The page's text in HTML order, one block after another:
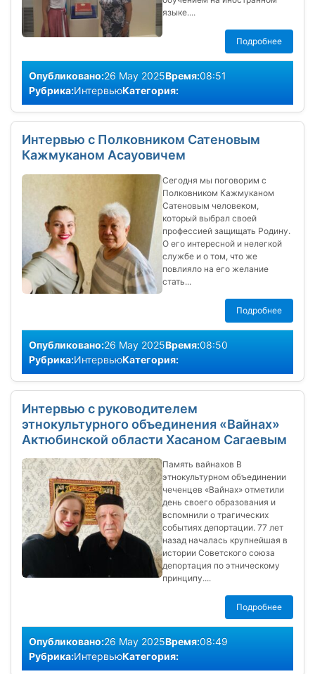
языке....
Подробнее
Опубликовано:26 May 2025Время:08:51
Рубрика:ИнтервьюКатегория:
Интервью с Полковником Сатеновым
Кажмуканом Асауовичем
Сегодня мы поговорим с
Полковником Кажмуканом
Сатеновым человеком,
который выбрал своей
профессией защищать Родину.
О его интересной и нелегкой
службе и о том, что же
повлияло на его желание
стать...
Подробнее
Опубликовано:26 May 2025Время:08:50
Рубрика:ИнтервьюКатегория:
Интервью с руководителем
этнокультурного объединения «Вайнах»
Актюбинской области Хасаном Сагаевым
Память вайнахов В
этнокультурном объединении
чеченцев «Вайнах» отметили
день своего образования и
вспомнили о трагических
событиях депортации. 77 лет
назад началась крупнейшая в
истории Советского союза
депортация по этническому
принципу....
Подробнее
Опубликовано:26 May 2025Время:08:49
Рубрика:ИнтервьюКатегория: